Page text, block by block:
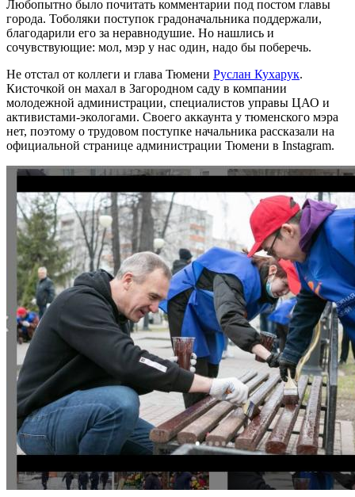
Любопытно было почитать комментарии под постом главы
города. Тоболяки поступок градоначальника поддержали,
благодарили его за неравнодушие. Но нашлись и
сочувствующие: мол, мэр у нас один, надо бы поберечь.
Не отстал от коллеги и глава Тюмени Руслан Кухарук.
Кисточкой он махал в Загородном саду в компании
молодежной администрации, специалистов управы ЦАО и
активистами-экологами. Своего аккаунта у тюменского мэра
нет, поэтому о трудовом поступке начальника рассказали на
официальной странице администрации Тюмени в Instagram.